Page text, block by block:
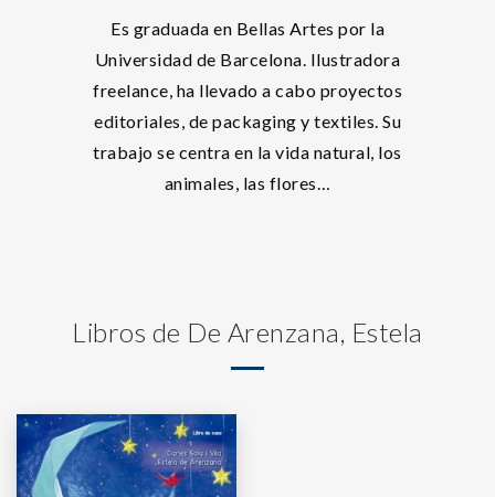
Es graduada en Bellas Artes por la
Universidad de Barcelona. Ilustradora
freelance, ha llevado a cabo proyectos
editoriales, de packaging y textiles. Su
trabajo se centra en la vida natural, los
animales, las flores…
Libros de De Arenzana, Estela